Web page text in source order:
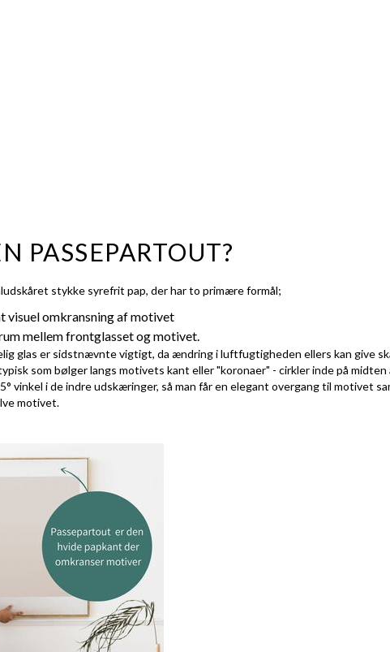
PASSEPARTOUT?
stykke syrefrit pap, der har to primære formål;
visuel omkransning af motivet
mellem frontglasset og motivet.
glas er sidstnævnte vigtigt, da ændring i luftfugtigheden ellers kan give
som bølger langs motivets kant eller "koronaer" - cirkler inde på
vinkel i de indre udskæringer, så man får en elegant overgang til motivet
motivet.